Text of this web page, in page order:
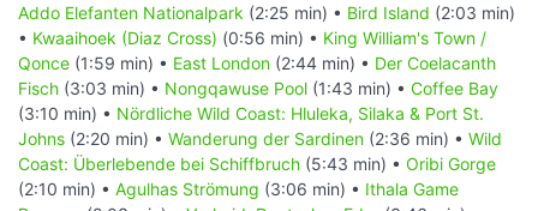
Addo Elefanten Nationalpark (2:25 min) • Bird Island (2:03 min)
• Kwaaihoek (Diaz Cross) (0:56 min) • King William's Town /
Qonce (1:59 min) • East London (2:44 min) • Der Coelacanth
Fisch (3:03 min) • Nongqawuse Pool (1:43 min) • Coffee Bay
(3:10 min) • Nördliche Wild Coast: Hluleka, Silaka & Port St.
Johns (2:20 min) • Wanderung der Sardinen (2:36 min) • Wild
Coast: Überlebende bei Schiffbruch (5:43 min) • Oribi Gorge
(2:10 min) • Agulhas Strömung (3:06 min) • Ithala Game